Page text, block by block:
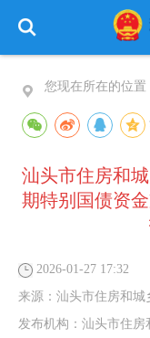
您现在所在的位置
汕头市住房和
期特别国债资
2026-01-27 17:32
来源： 汕头市住房和城
发布机构： 汕头市住房